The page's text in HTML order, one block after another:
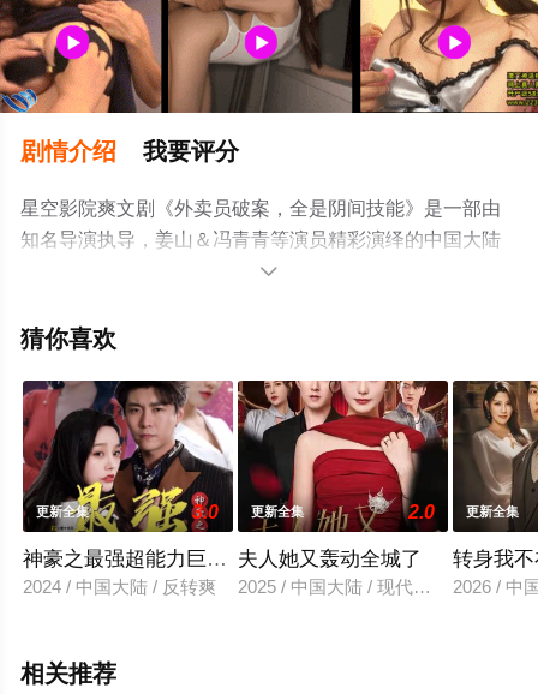
剧情介绍 我要评分
星空影院爽文剧《外卖员破案，全是阴间技能》是一部由
知名导演执导，姜山＆冯青青等演员精彩演绎的中国大陆
电视剧，大结局剧情已揭晓（更新全集），手机免费观看
信息可移步至豆瓣电视剧、电视猫或剧情网等平台了解。

猜你喜欢
更新全集 3.0
神豪之最强超能力巨富崛起
2024 / 中国大陆 / 反转爽
更新全集 2.0
夫人她又轰动全城了
2025 / 中国大陆 / 现代都市
更新全集
转身我
2026 / 中
相关推荐